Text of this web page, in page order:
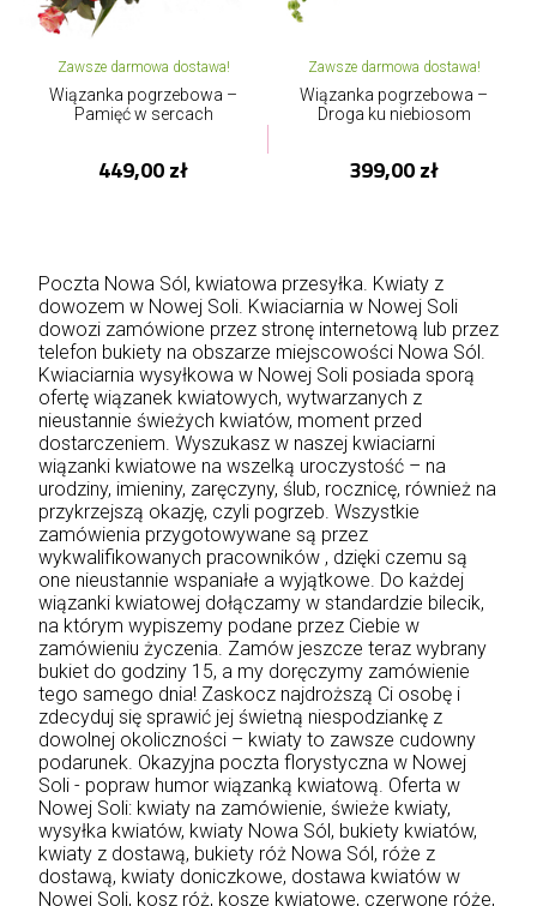
Zawsze darmowa dostawa!
Wiązanka pogrzebowa –
Pamięć w sercach
449,00 zł
Zawsze darmowa dostawa!
Wiązanka pogrzebowa –
Droga ku niebiosom
399,00 zł
Poczta Nowa Sól, kwiatowa przesyłka. Kwiaty z
dowozem w Nowej Soli. Kwiaciarnia w Nowej Soli
dowozi zamówione przez stronę internetową lub przez
telefon bukiety na obszarze miejscowości Nowa Sól.
Kwiaciarnia wysyłkowa w Nowej Soli posiada sporą
ofertę wiązanek kwiatowych, wytwarzanych z
nieustannie świeżych kwiatów, moment przed
dostarczeniem. Wyszukasz w naszej kwiaciarni
wiązanki kwiatowe na wszelką uroczystość – na
urodziny, imieniny, zaręczyny, ślub, rocznicę, również na
przykrzejszą okazję, czyli pogrzeb. Wszystkie
zamówienia przygotowywane są przez
wykwalifikowanych pracowników , dzięki czemu są
one nieustannie wspaniałe a wyjątkowe. Do każdej
wiązanki kwiatowej dołączamy w standardzie bilecik,
na którym wypiszemy podane przez Ciebie w
zamówieniu życzenia. Zamów jeszcze teraz wybrany
bukiet do godziny 15, a my doręczymy zamówienie
tego samego dnia! Zaskocz najdroższą Ci osobę i
zdecyduj się sprawić jej świetną niespodziankę z
dowolnej okoliczności – kwiaty to zawsze cudowny
podarunek. Okazyjna poczta florystyczna w Nowej
Soli - popraw humor wiązanką kwiatową. Oferta w
Nowej Soli: kwiaty na zamówienie, świeże kwiaty,
wysyłka kwiatów, kwiaty Nowa Sól, bukiety kwiatów,
kwiaty z dostawą, bukiety róż Nowa Sól, róże z
dostawą, kwiaty doniczkowe, dostawa kwiatów w
Nowej Soli, kosz róż, kosze kwiatowe, czerwone róże,